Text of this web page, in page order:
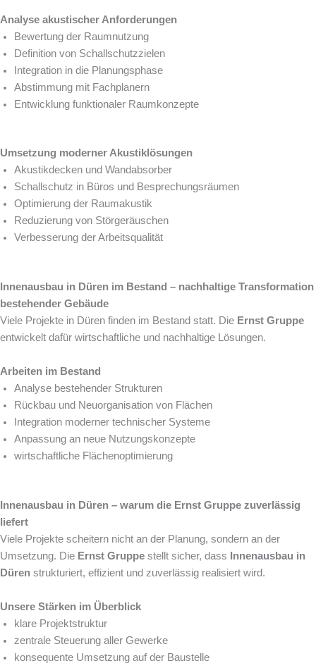
Analyse akustischer Anforderungen
Bewertung der Raumnutzung
Definition von Schallschutzzielen
Integration in die Planungsphase
Abstimmung mit Fachplanern
Entwicklung funktionaler Raumkonzepte
Umsetzung moderner Akustiklösungen
Akustikdecken und Wandabsorber
Schallschutz in Büros und Besprechungsräumen
Optimierung der Raumakustik
Reduzierung von Störgeräuschen
Verbesserung der Arbeitsqualität
Innenausbau in Düren im Bestand – nachhaltige Transformation
bestehender Gebäude
Viele Projekte in Düren finden im Bestand statt. Die Ernst Gruppe
entwickelt dafür wirtschaftliche und nachhaltige Lösungen.
Arbeiten im Bestand
Analyse bestehender Strukturen
Rückbau und Neuorganisation von Flächen
Integration moderner technischer Systeme
Anpassung an neue Nutzungskonzepte
wirtschaftliche Flächenoptimierung
Innenausbau in Düren – warum die Ernst Gruppe zuverlässig
liefert
Viele Projekte scheitern nicht an der Planung, sondern an der
Umsetzung. Die Ernst Gruppe stellt sicher, dass
Innenausbau in
Düren strukturiert, effizient und zuverlässig realisiert wird.
Unsere Stärken im Überblick
klare Projektstruktur
zentrale Steuerung aller Gewerke
konsequente Umsetzung auf der Baustelle